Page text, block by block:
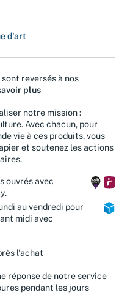
reversés à nos
plus
notre mission :
Avec chacun, pour
vie à ces produits, vous
et soutenez les actions
avec
au vendredi pour
midi avec
l'achat
réponse de notre service